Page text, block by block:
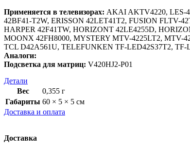
Применяется в телевизорах: AKAI AKTV4220, LES-
42BF41-T2W, ERISSON 42LET41T2, FUSION FLTV-
HARPER 42F41TW, HORIZONT 42LE4255D,
MOONX 42FH8000, MYSTERY MTV-4225LT2, MTV-
TCL D42A561U, TELEFUNKEN TF-LED42S37T2,
Аналоги:
Подсветка для матриц: V420HJ2-P01
Детали
Вес
0,355 г
Габариты 60 × 5 × 5 см
Доставка и оплата
Доставка